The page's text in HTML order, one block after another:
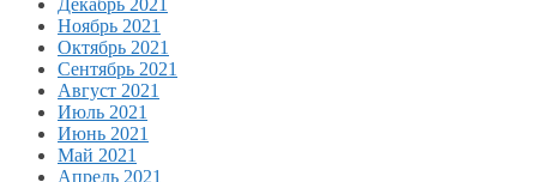
Декабрь 2021
Ноябрь 2021
Октябрь 2021
Сентябрь 2021
Август 2021
Июль 2021
Июнь 2021
Май 2021
Апрель 2021